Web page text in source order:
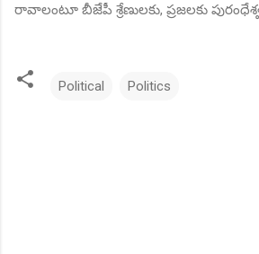
రావాలంటూ బీజేపీ శ్రేణులకు, ప్రజలకు
Political Politics